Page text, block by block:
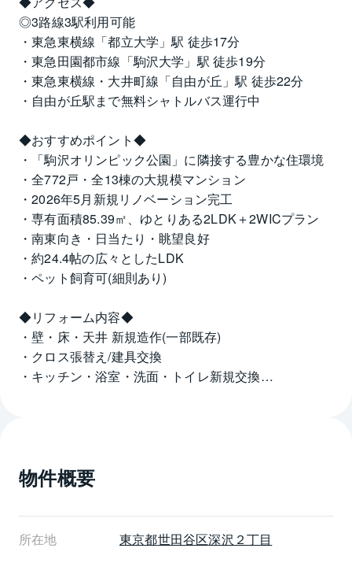
◎3路線3駅利用可能
・東急東横線「都立大学」駅 徒歩17分
・東急田園都市線「駒沢大学」駅 徒歩19分
・東急東横線・大井町線「自由が丘」駅 徒歩22分
・自由が丘駅まで無料シャトルバス運行中
◆おすすめポイント◆
・「駒沢オリンピック公園」に隣接する豊かな住環境
・全772戸・全13棟の大規模マンション
・2026年5月新規リノベーション完工
・専有面積85.39㎡、ゆとりある2LDK＋2WICプラン
・南東向き・日当たり・眺望良好
・約24.4帖の広々としたLDK
・ペット飼育可(細則あり)
◆リフォーム内容◆
・壁・床・天井 新規造作(一部既存)
・クロス張替え/建具交換
・キッチン・浴室・洗面・トイレ新規交換
物件概要
所在地 東京都世田谷区深沢２丁目